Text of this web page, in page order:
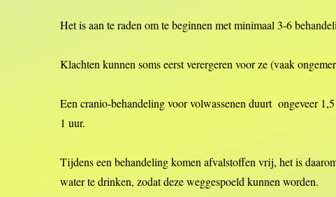
Het is aan te raden om te beginnen met minimaal 3-6
Klachten kunnen soms eerst verergeren voor ze (vaak
Een cranio-behandeling voor volwassenen duurt ongeveer
1 uur.
Tijdens een behandeling komen afvalstoffen vrij, het is
water te drinken, zodat deze weggespoeld kunnen worden.